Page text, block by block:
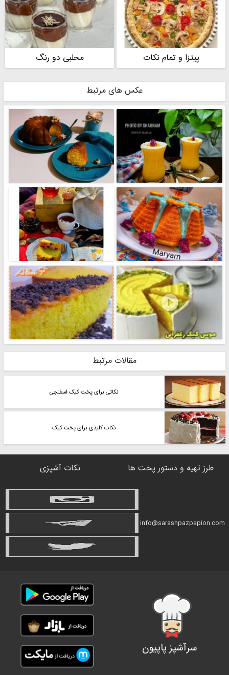
پیتزا و تمام نکات محلبی دو رنگ
عکس های مرتبط

مقالات مرتبط
نکاتی برای پخت کیک اسفنجی
نکات کلیدی برای پخت کیک
طرز تهیه و دستور پخت ها نکات آشپزی
info@sarashpazpapion.com
سرآشپز پاپیون